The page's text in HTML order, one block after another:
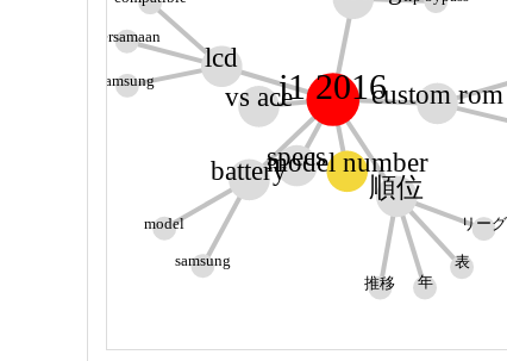
j1 2016
順位
年
表
推移
リーグ
lcd
samsung
persamaan
specs
battery
model
samsung
vs ace custom rom
model number